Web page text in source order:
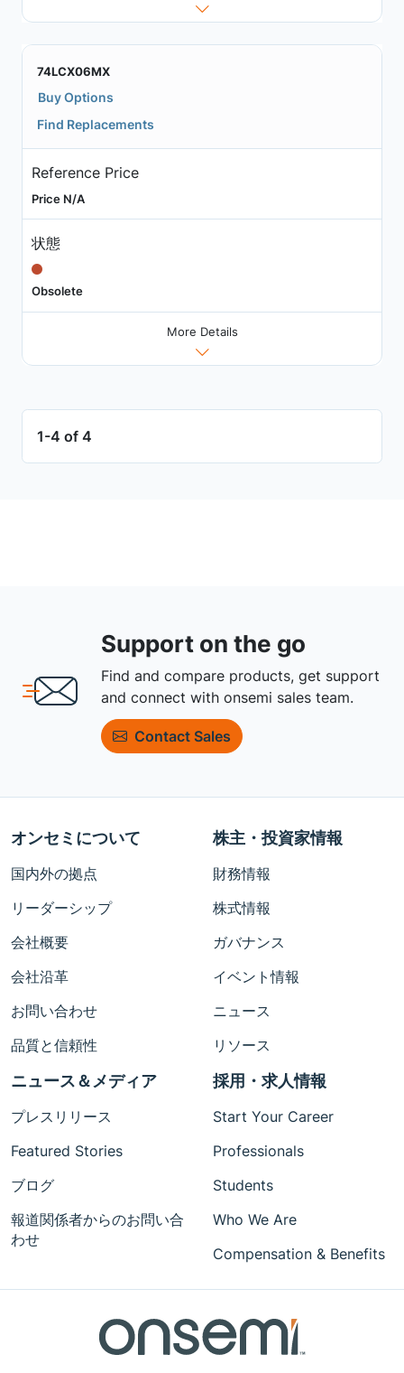
74LCX06MX
Buy Options
Find Replacements
Reference Price
Price N/A
状態
Obsolete
More Details
1-4 of 4
Support on the go
Find and compare products, get support
and connect with onsemi sales team.
Contact Sales
オンセミについて
国内外の拠点
リーダーシップ
会社概要
会社沿革
お問い合わせ
品質と信頼性
株主・投資家情報
財務情報
株式情報
ガバナンス
イベント情報
ニュース
リソース
ニュース＆メディア
プレスリリース
Featured Stories
ブログ
報道関係者からのお問い合
わせ
採用・求人情報
Start Your Career
Professionals
Students
Who We Are
Compensation & Benefits